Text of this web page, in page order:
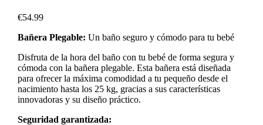
€54.99
Bañera Plegable: Un baño seguro y cómodo para tu bebé
Disfruta de la hora del baño con tu bebé de forma segura y
cómoda con la bañera plegable. Esta bañera está diseñada
para ofrecer la máxima comodidad a tu pequeño desde el
nacimiento hasta los 25 kg, gracias a sus características
innovadoras y su diseño práctico.
Seguridad garantizada: